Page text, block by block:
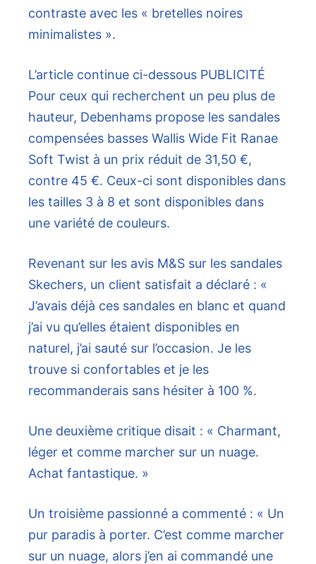
contraste avec les « bretelles noires
minimalistes ».
L’article continue ci-dessous PUBLICITÉ
Pour ceux qui recherchent un peu plus de
hauteur, Debenhams propose les sandales
compensées basses Wallis Wide Fit Ranae
Soft Twist à un prix réduit de 31,50 €,
contre 45 €. Ceux-ci sont disponibles dans
les tailles 3 à 8 et sont disponibles dans
une variété de couleurs.
Revenant sur les avis M&S sur les sandales
Skechers, un client satisfait a déclaré : «
J’avais déjà ces sandales en blanc et quand
j’ai vu qu’elles étaient disponibles en
naturel, j’ai sauté sur l’occasion. Je les
trouve si confortables et je les
recommanderais sans hésiter à 100 %.
Une deuxième critique disait : « Charmant,
léger et comme marcher sur un nuage.
Achat fantastique. »
Un troisième passionné a commenté : « Un
pur paradis à porter. C’est comme marcher
sur un nuage, alors j’en ai commandé une